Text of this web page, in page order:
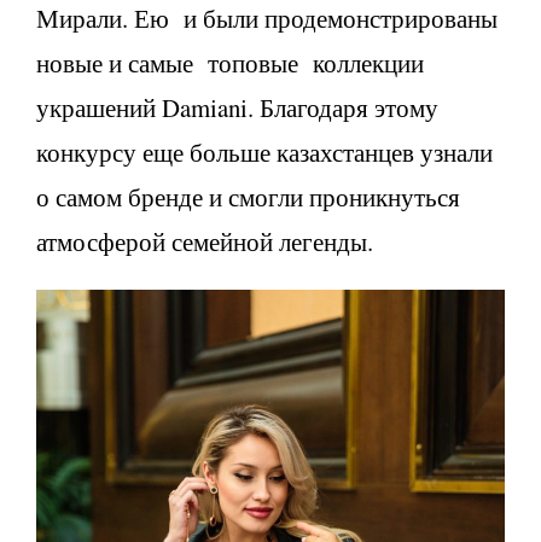
Мирали. Ею и были продемонстрированы
новые и самые топовые коллекции
украшений Damiani. Благодаря этому
конкурсу еще больше казахстанцев узнали
о самом бренде и смогли проникнуться
атмосферой семейной легенды.